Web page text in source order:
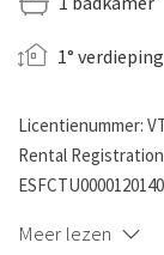
1° verdieping
Licentienummer:
Rental
Meer lezen